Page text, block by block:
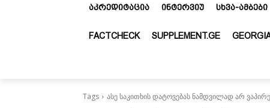
ᲐᲙᲠᲔᲓᲘᲢᲐᲪᲘᲐ ᲘᲜᲢᲔᲠᲕᲘᲣ ᲡᲮᲕᲐ-ᲐᲛᲑᲔᲑᲘ
FACTCHECK SUPPLEMENT.GE
Tags ასე საკითხის დატოვებას ნამდვილად არ